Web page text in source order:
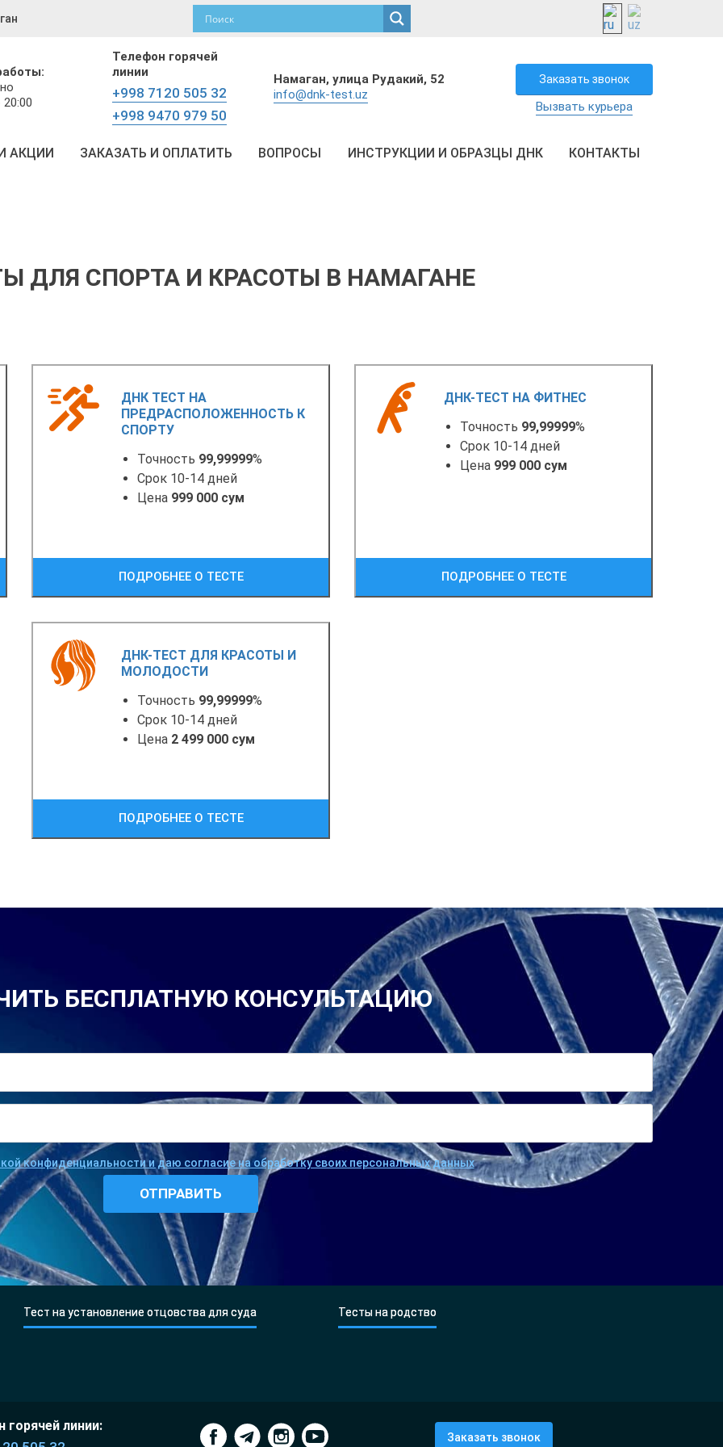
Телефон горячей
линии
+998 7120 505 32
+998 9470 979 50
Намаган, улица Рудакий, 52
info@dnk-test.uz
Заказать звонок
Вызвать курьера
АКЦИИ ЗАКАЗАТЬ И ОПЛАТИТЬ ВОПРОСЫ ИНСТРУКЦИИ И ОБРАЗЦЫ ДНК КОНТАКТЫ
ДЛЯ СПОРТА И КРАСОТЫ В НАМАГАНЕ
ДНК ТЕСТ НА
ПРЕДРАСПОЛОЖЕННОСТЬ К
СПОРТУ
Точность 99,99999%
Срок 10-14 дней
Цена 999 000 сум
ПОДРОБНЕЕ О ТЕСТЕ
ДНК-ТЕСТ НА ФИТНЕС
Точность 99,99999%
Срок 10-14 дней
Цена 999 000 сум
ПОДРОБНЕЕ О ТЕСТЕ
ДНК-ТЕСТ ДЛЯ КРАСОТЫ И
МОЛОДОСТИ
Точность 99,99999%
Срок 10-14 дней
Цена 2 499 000 сум
ПОДРОБНЕЕ О ТЕСТЕ
БЕСПЛАТНУЮ КОНСУЛЬТАЦИЮ
конфиденциальности и даю согласие на обработку своих персональных данных
Тест на установление отцовства для суда Тесты на родство
горячей линии:
Заказать звонок